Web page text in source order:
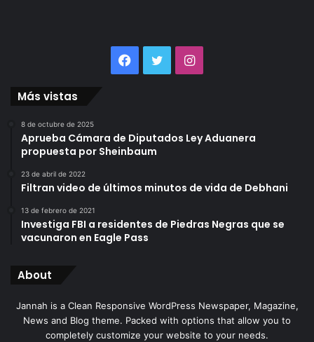
Facebook
TwitterInstagram
Más vistas
8 de octubre de 2025
Aprueba Cámara de Diputados Ley Aduanera
propuesta por Sheinbaum
23 de abril de 2022
Filtran video de últimos minutos de vida de Debhani
13 de febrero de 2021
Investiga FBI a residentes de Piedras Negras que se
vacunaron en Eagle Pass
About
Jannah is a Clean Responsive WordPress Newspaper, Magazine,
News and Blog theme. Packed with options that allow you to
completely customize your website to your needs.